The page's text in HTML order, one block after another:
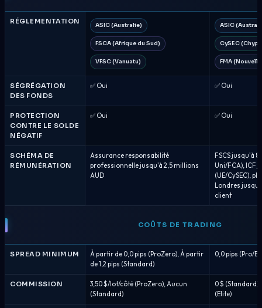
RÉGLEMENTATION ASIC (Australie)
FSCA (Afrique du Sud)
VFSC (Vanuatu)
ASIC
CySEC
FMA
SÉGRÉGATION
DES FONDS
✅ Oui ✅ Oui
PROTECTION
CONTRE LE SOLDE
NÉGATIF
✅ Oui ✅ Oui
SCHÉMA DE
RÉMUNÉRATION
Assurance responsabilité
professionnelle jusqu'à 2,5 millions
AUD
FSCS jusqu'à
Uni/FCA), ICF
(UE/CySEC),
Londres
client
COÛTS DE TRADING
SPREAD MINIMUM
À partir de 0,0 pips (ProZero), À partir
de 1,2 pips (Standard)
0,0 pips (Pro/
COMMISSION
3,50 $/lot/côté (ProZero), Aucun
(Standard)
0 $ (Standard),
(Elite)